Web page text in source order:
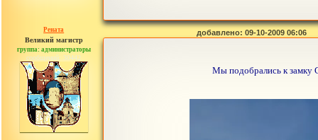
Рената
Великий магистр
группа: администраторы
сообщений: 30442
добавлено: 09-10-2009 06:06
Мы подобрались к замку